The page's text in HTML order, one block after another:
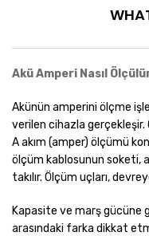
Akü Amperi Nasıl
Akünün amperini ölçme
verilen cihazla gerçekleşir.
A akım (amper) ölçümü
ölçüm kablosunun soketi,
takılır. Ölçüm uçları,
Kapasite ve marş gücüne
arasındaki farka dikkat